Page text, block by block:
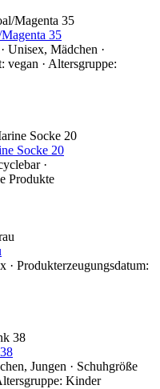
35
Unisex, Mädchen ·
vegan · Altersgruppe:
Socke 20
·
Produkte
· Produkterzeugungsdatum:
Jungen · Schuhgröße
Kinder